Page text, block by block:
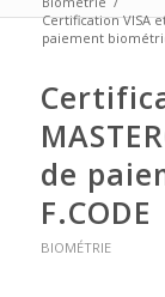
Certification VISA
paiement
de
F.CODE
BIOMÉTRIE